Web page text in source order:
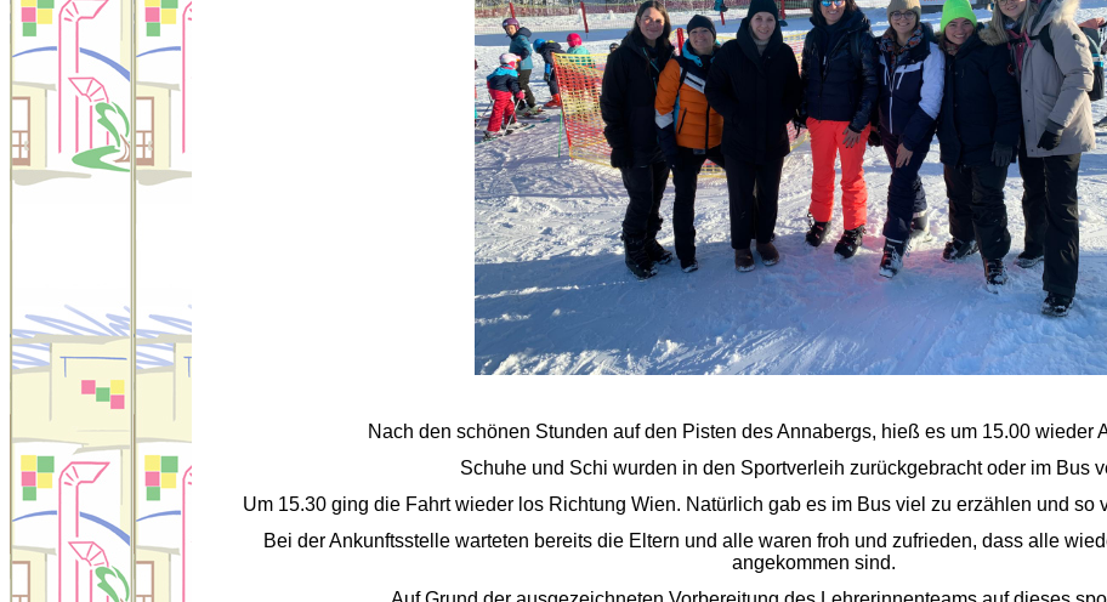
Nach den schönen Stunden auf den Pisten des Annabergs, hieß es um 15.00 wieder
Schuhe und Schi wurden in den Sportverleih zurückgebracht oder im Bus
Um 15.30 ging die Fahrt wieder los Richtung Wien. Natürlich gab es im Bus viel zu erzählen und so
Bei der Ankunftsstelle warteten bereits die Eltern und alle waren froh und zufrieden, dass alle
angekommen sind.